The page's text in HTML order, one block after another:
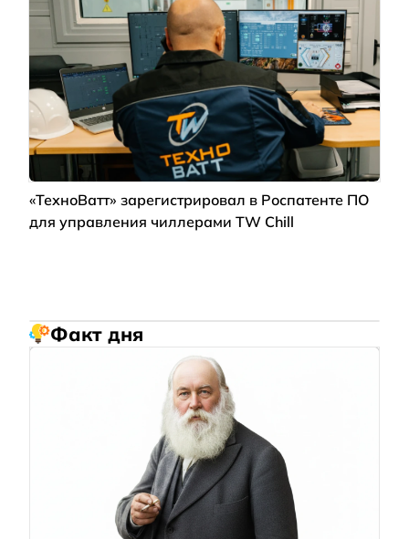
«ТехноВатт» зарегистрировал в Роспатенте ПО
для управления чиллерами TW Chill
Факт дня